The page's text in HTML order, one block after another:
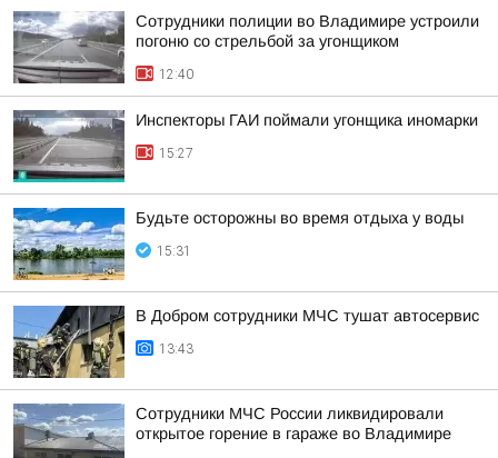
Сотрудники полиции во Владимире устроили
погоню со стрельбой за угонщиком
12:40
Инспекторы ГАИ поймали угонщика иномарки
15:27
Будьте осторожны во время отдыха у воды
15:31
В Добром сотрудники МЧС тушат автосервис
13:43
Сотрудники МЧС России ликвидировали
открытое горение в гараже во Владимире